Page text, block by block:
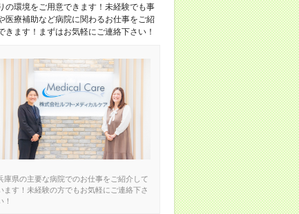
の環境をご用意できます！未経験でも事
医療補助など病院に関わるお仕事をご紹
きます！まずはお気軽にご連絡下さい！
庫県の主要な病院でのお仕事をご紹介して
ます！未経験の方でもお気軽にご連絡下さ
！